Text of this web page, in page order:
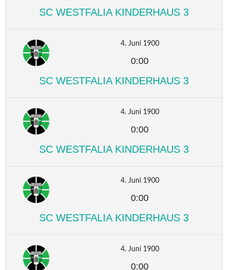
SC WESTFALIA KINDERHAUS 3
4. Juni 1900
0:00
SC WESTFALIA KINDERHAUS 3
4. Juni 1900
0:00
SC WESTFALIA KINDERHAUS 3
4. Juni 1900
0:00
SC WESTFALIA KINDERHAUS 3
4. Juni 1900
0:00